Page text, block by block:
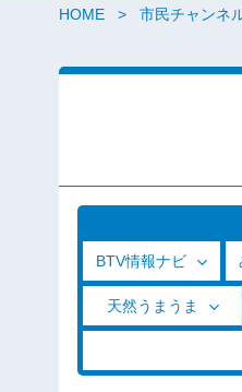
HOME 市民チャンネ
BTV情報ナビ
天然うまうま